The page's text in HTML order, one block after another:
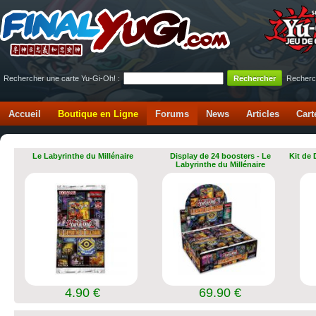
Rechercher une carte Yu-Gi-Oh! :
Accueil Boutique en Ligne Forums News Articles
Le Labyrinthe du Millénaire
4.90 €
Display de 24 boosters - Le
Labyrinthe du Millénaire
69.90 €
Kit de